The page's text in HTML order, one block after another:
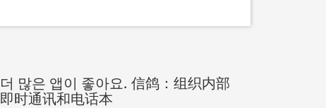
더 많은 앱이 좋아요. 信鸽：组织内部
即时通讯和电话本